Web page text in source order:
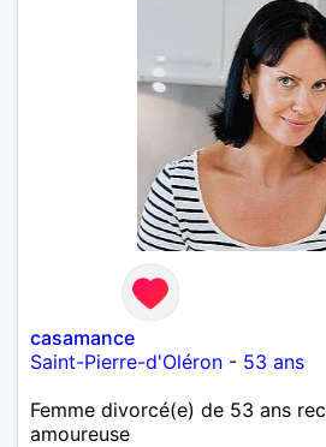
casamance
Saint-Pierre-d'Oléron - 53 ans
Femme divorcé(e) de 53 ans
amoureuse